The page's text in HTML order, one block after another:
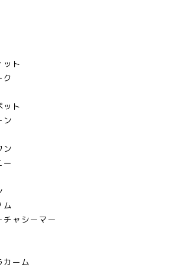
ット
ク
ット
ン
ン
ー
ム
チャシーマー
カーム